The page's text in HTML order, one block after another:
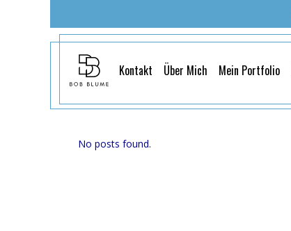
Kontakt Über Mich Mein Portfolio
No posts found.